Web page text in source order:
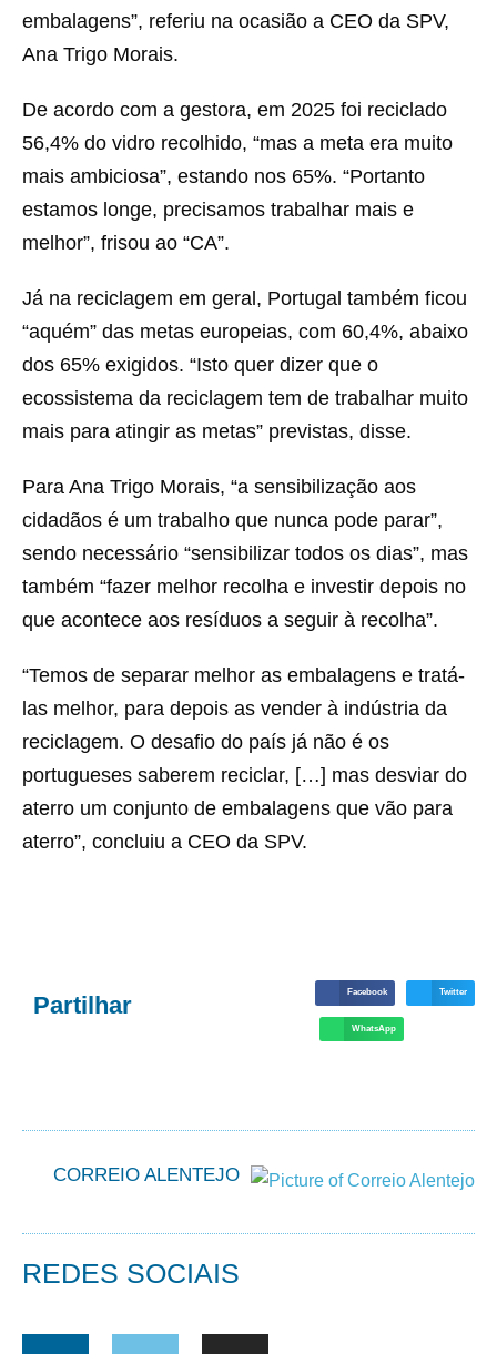
embalagens”, referiu na ocasião a CEO da SPV,
Ana Trigo Morais.
De acordo com a gestora, em 2025 foi reciclado
56,4% do vidro recolhido, “mas a meta era muito
mais ambiciosa”, estando nos 65%. “Portanto
estamos longe, precisamos trabalhar mais e
melhor”, frisou ao “CA”.
Já na reciclagem em geral, Portugal também ficou
“aquém” das metas europeias, com 60,4%, abaixo
dos 65% exigidos. “Isto quer dizer que o
ecossistema da reciclagem tem de trabalhar muito
mais para atingir as metas” previstas, disse.
Para Ana Trigo Morais, “a sensibilização aos
cidadãos é um trabalho que nunca pode parar”,
sendo necessário “sensibilizar todos os dias”, mas
também “fazer melhor recolha e investir depois no
que acontece aos resíduos a seguir à recolha”.
“Temos de separar melhor as embalagens e tratá-
las melhor, para depois as vender à indústria da
reciclagem. O desafio do país já não é os
portugueses saberem reciclar, […] mas desviar do
aterro um conjunto de embalagens que vão para
aterro”, concluiu a CEO da SPV.
Partilhar Facebook Twitter
WhatsApp
CORREIO ALENTEJO
REDES SOCIAIS